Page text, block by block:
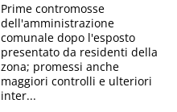
Prime contromosse
dell'amministrazione
comunale dopo l'esposto
presentato da residenti della
zona; promessi anche
maggiori controlli e ulteriori
inter...